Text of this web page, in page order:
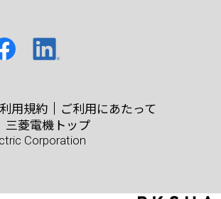
利用規約
ご利用にあたって
三菱電機トップ
Corporation